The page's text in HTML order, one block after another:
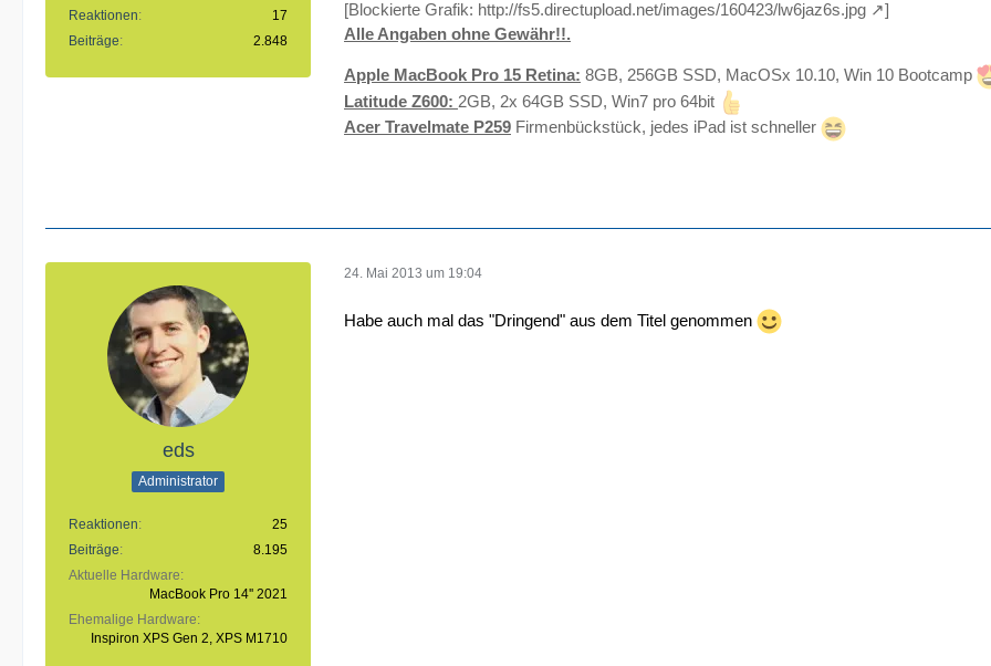
Reaktionen
17
Beiträge
2.848
[Blockierte Grafik: http://fs5.directupload.net/images/160423/lw6jaz6s.jpg
]
Alle Angaben ohne Gewähr!!.
Apple MacBook Pro 15 Retina: 8GB, 256GB SSD, MacOSx 10.10, Win 10 Bootcamp
Latitude Z600: 2GB, 2x 64GB SSD, Win7 pro 64bit
Acer Travelmate P259 Firmenbückstück, jedes iPad ist schneller
eds
Administrator
Reaktionen
25
Beiträge
8.195
Aktuelle Hardware
MacBook Pro 14'' 2021
Ehemalige Hardware
Inspiron XPS Gen 2, XPS M1710
24. Mai 2013 um 19:04
Habe auch mal das "Dringend" aus dem Titel genommen